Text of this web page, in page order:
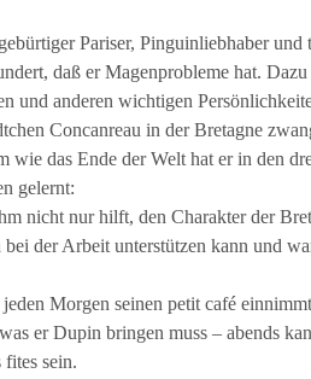
Pariser, Pinguinliebhaber
daß er Magenprobleme hat.
und anderen wichtigen
Concanreau in der Bretagne
wie das Ende der Welt hat er in den
gelernt:
nicht nur hilft, den Charakter der
der Arbeit unterstützen kann und
Morgen seinen petit café
er Dupin bringen muss – abends
fites sein.